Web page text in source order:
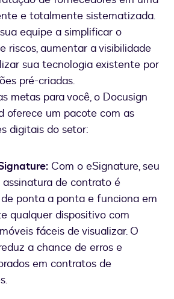
e totalmente sistematizada.
equipe a simplificar o
riscos, aumentar a visibilidade
sua tecnologia existente por
pré-criadas.
metas para você, o Docusign
oferece um pacote com as
digitais do setor:
Com o eSignature, seu
assinatura de contrato é
ponta a ponta e funciona em
qualquer dispositivo com
fáceis de visualizar. O
a chance de erros e
em contratos de